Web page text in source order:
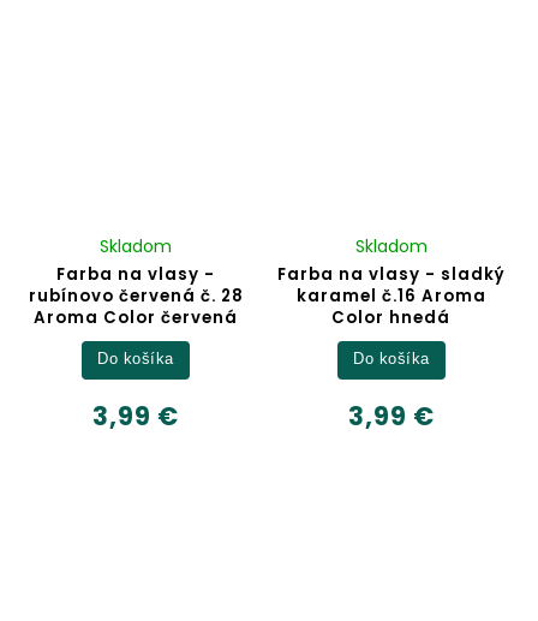
Farba na vlasy -
rubínovo červená č. 28
Aroma Color červená
Skladom
3,99 €
Do košíka
Farba na vlasy - sladký
karamel č.16 Aroma
Color hnedá
Skladom
3,99 €
Do košíka